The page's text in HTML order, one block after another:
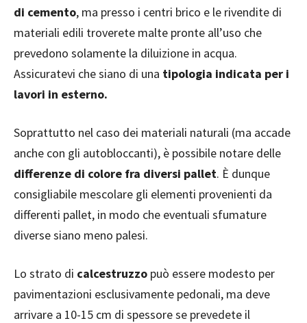
di cemento, ma presso i centri brico e le rivendite di
materiali edili troverete malte pronte all’uso che
prevedono solamente la diluizione in acqua.
Assicuratevi che siano di una tipologia indicata per i
lavori in esterno.
Soprattutto nel caso dei materiali naturali (ma accade
anche con gli autobloccanti), è possibile notare delle
differenze di colore fra diversi pallet. È dunque
consigliabile mescolare gli elementi provenienti da
differenti pallet, in modo che eventuali sfumature
diverse siano meno palesi.
Lo strato di calcestruzzo può essere modesto per
pavimentazioni esclusivamente pedonali, ma deve
arrivare a 10-15 cm di spessore se prevedete il